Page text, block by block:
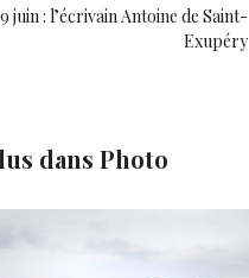
juin : l’écrivain Antoine de Saint-
Exupéry
dans Photo